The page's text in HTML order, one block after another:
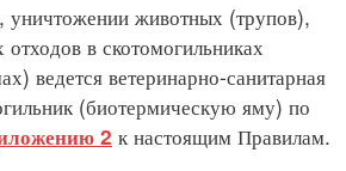
животных (трупов),
в скотомогильниках
ведется ветеринарно-санитарная
(биотермическую яму) по
2 к настоящим Правилам.